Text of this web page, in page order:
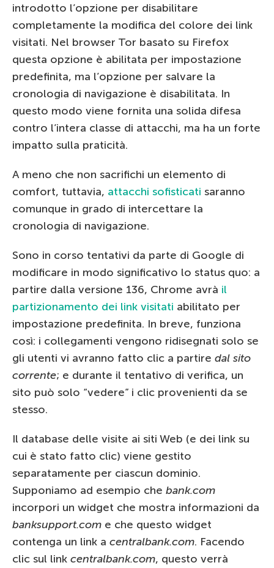
introdotto l’opzione per disabilitare
completamente la modifica del colore dei link
visitati. Nel browser Tor basato su Firefox
questa opzione è abilitata per impostazione
predefinita, ma l’opzione per salvare la
cronologia di navigazione è disabilitata. In
questo modo viene fornita una solida difesa
contro l’intera classe di attacchi, ma ha un forte
impatto sulla praticità.
A meno che non sacrifichi un elemento di
comfort, tuttavia, attacchi sofisticati saranno
comunque in grado di intercettare la
cronologia di navigazione.
Sono in corso tentativi da parte di Google di
modificare in modo significativo lo status quo: a
partire dalla versione 136, Chrome avrà il
partizionamento dei link visitati abilitato per
impostazione predefinita. In breve, funziona
così: i collegamenti vengono ridisegnati solo se
gli utenti vi avranno fatto clic a partire dal sito
corrente; e durante il tentativo di verifica, un
sito può solo “vedere” i clic provenienti da se
stesso.
Il database delle visite ai siti Web (e dei link su
cui è stato fatto clic) viene gestito
separatamente per ciascun dominio.
Supponiamo ad esempio che bank.com
incorpori un widget che mostra informazioni da
banksupport.com e che questo widget
contenga un link a centralbank.com. Facendo
clic sul link centralbank.com, questo verrà